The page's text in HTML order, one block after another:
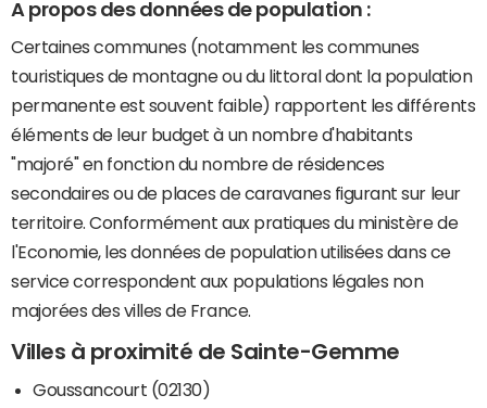
A propos des données de population :
Certaines communes (notamment les communes
touristiques de montagne ou du littoral dont la population
permanente est souvent faible) rapportent les différents
éléments de leur budget à un nombre d'habitants
"majoré" en fonction du nombre de résidences
secondaires ou de places de caravanes figurant sur leur
territoire. Conformément aux pratiques du ministère de
l'Economie, les données de population utilisées dans ce
service correspondent aux populations légales non
majorées des villes de France.
Villes à proximité de Sainte-Gemme
Goussancourt (02130)